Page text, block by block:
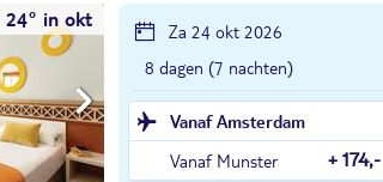
24° in okt
Za 24 okt 2026
8 dagen (7 nachten)
Vanaf Amsterdam
Vanaf Munster
+ 174,-